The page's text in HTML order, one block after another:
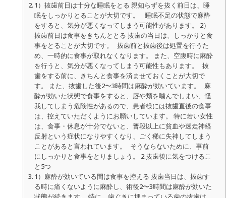
1）抜歯前日は十分な睡眠をとる 親知らずを抜く前日は、睡
眠をしっかりとることが大切です。 睡眠不足の状態で麻酔
をすると、気分が悪くなってしまう可能性があります。 2）
抜歯前日は食事をきちんととる 抜歯の当日は、しっかりと食
事をとることが大切です。 抜歯前と抜歯後は処置を行うた
め、一時的に食事が取れなくなります。 また、空腹時に麻酔
を行うと、気分が悪くなってしまう可能性もあります。 抜
歯をする前に、きちんと食事を済ませておくことが大切で
す。 また、抜歯した後2〜3時間は麻酔が効いています。 麻
酔が効いた状態で食事をすると、唇や頬を噛んでしまい、怪
我してしまう危険性があるので、患者様には抜歯直後の食事
は、控えていただくようにお願いしています。 特に若い女性
は、食事・休息が十分でないと、普段以上に貧血や迷走神経
反射という症状になりやすくなり、ごく稀に失神してしまう
ことがあると言われています。 そうならないために、事前
にしっかりと食事をとりましょう。 2.抜歯後に気をつけるこ
と5つ
1）麻酔が効いている間は食事を控える 抜歯当日は、抜歯す
る時に痛くないように麻酔し、術後2〜3時間は麻酔が効いた